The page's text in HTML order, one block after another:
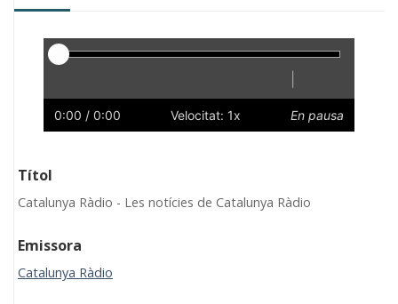
Reproductor
Lent
0:00 / 0:00 Velocitat: 1x En pausa
Títol
Catalunya Ràdio - Les notícies de Catalunya Ràdio
Emissora
Catalunya Ràdio